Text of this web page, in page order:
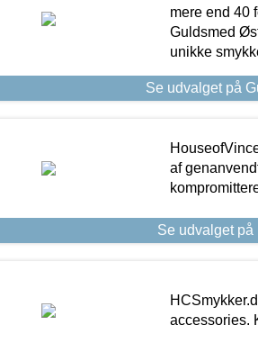
mere end 40
Guldsmed
unikke
Se udvalget på
af
Se udvalget
accessories.